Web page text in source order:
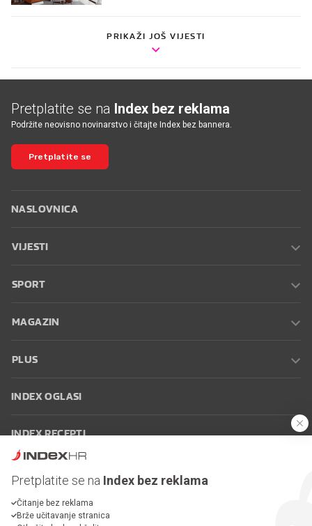
PRIKAŽI JOŠ VIJESTI
Pretplatite se na Index bez reklama
Podržite neovisno novinarstvo i čitajte Index bez bannera.
Pretplatite se
NASLOVNICA
VIJESTI
SPORT
MAGAZIN
PLUS
INDEX OGLASI
INDEX RECEPTI
Oglašavanje Zaposli se na Indexu
korištenja
Postavke kolačića
Pretplatite se na Index bez reklama
Čitanje bez reklama
Brže učitavanje stranica